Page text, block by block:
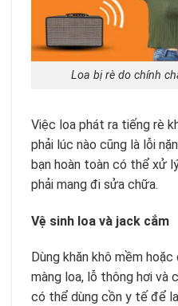
Loa bị rè do chính
Việc loa phát ra tiếng rè
phải lúc nào cũng là lỗi
bạn hoàn toàn có thể xử
phải mang đi sửa chữa.
Vệ sinh loa và jack cắm
Dùng khăn khô mềm
màng loa, lỗ thông hơi và
có thể dùng cồn y tế để